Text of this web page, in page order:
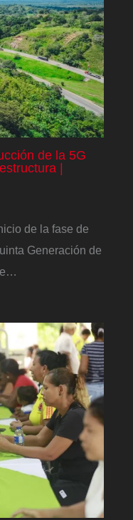
de la 5G
|
de la fase de
Generación de